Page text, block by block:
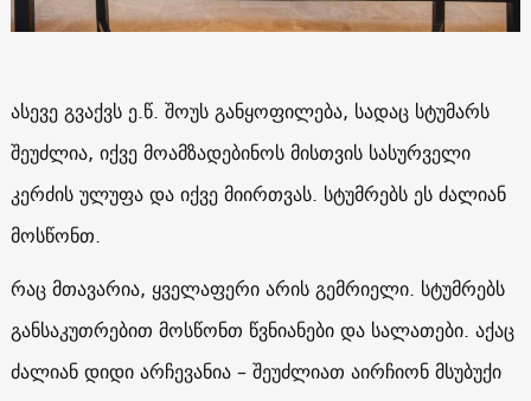
ასევე გვაქვს ე.წ. შოუს განყოფილება, სადაც სტუმარს
შეუძლია, იქვე მოამზადებინოს მისთვის სასურველი
კერძის ულუფა და იქვე მიირთვას. სტუმრებს ეს ძალიან
მოსწონთ.
რაც მთავარია, ყველაფერი არის გემრიელი. სტუმრებს
განსაკუთრებით მოსწონთ წვნიანები და სალათები. აქაც
ძალიან დიდი არჩევანია – შეუძლიათ აირჩიონ მსუბუქი